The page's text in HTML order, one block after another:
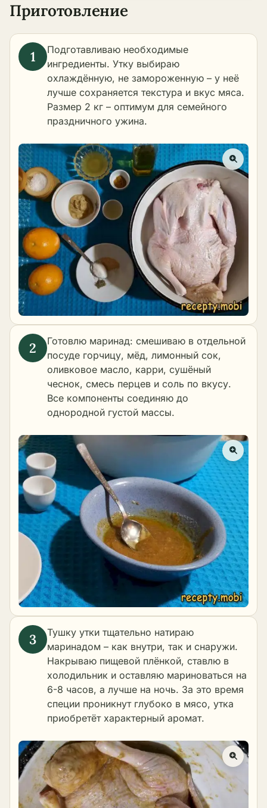
Приготовление
Подготавливаю необходимые
ингредиенты. Утку выбираю
охлаждённую, не замороженную – у неё
лучше сохраняется текстура и вкус мяса.
Размер 2 кг – оптимум для семейного
праздничного ужина.
Готовлю маринад: смешиваю в отдельной
посуде горчицу, мёд, лимонный сок,
оливковое масло, карри, сушёный
чеснок, смесь перцев и соль по вкусу.
Все компоненты соединяю до
однородной густой массы.
Тушку утки тщательно натираю
маринадом – как внутри, так и снаружи.
Накрываю пищевой плёнкой, ставлю в
холодильник и оставляю мариноваться на
6-8 часов, а лучше на ночь. За это время
специи проникнут глубоко в мясо, утка
приобретёт характерный аромат.